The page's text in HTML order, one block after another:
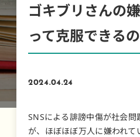
ゴキブリさんの
って克服できる
2024.04.24
SNSによる誹謗中傷が社会
が、ほぼほぼ万人に嫌われ